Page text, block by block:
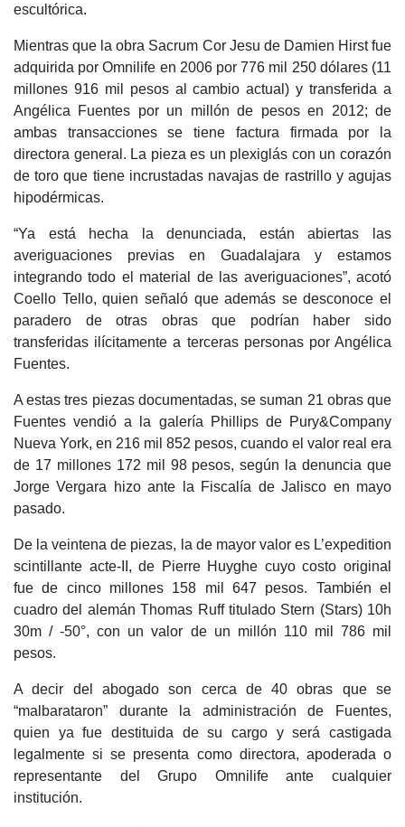
escultórica.
Mientras que la obra Sacrum Cor Jesu de Damien Hirst fue
adquirida por Omnilife en 2006 por 776 mil 250 dólares (11
millones 916 mil pesos al cambio actual) y transferida a
Angélica Fuentes por un millón de pesos en 2012; de
ambas transacciones se tiene factura firmada por la
directora general. La pieza es un plexiglás con un corazón
de toro que tiene incrustadas navajas de rastrillo y agujas
hipodérmicas.
“Ya está hecha la denunciada, están abiertas las
averiguaciones previas en Guadalajara y estamos
integrando todo el material de las averiguaciones”, acotó
Coello Tello, quien señaló que además se desconoce el
paradero de otras obras que podrían haber sido
transferidas ilícitamente a terceras personas por Angélica
Fuentes.
A estas tres piezas documentadas, se suman 21 obras que
Fuentes vendió a la galería Phillips de Pury&Company
Nueva York, en 216 mil 852 pesos, cuando el valor real era
de 17 millones 172 mil 98 pesos, según la denuncia que
Jorge Vergara hizo ante la Fiscalía de Jalisco en mayo
pasado.
De la veintena de piezas, la de mayor valor es L’expedition
scintillante acte-II, de Pierre Huyghe cuyo costo original
fue de cinco millones 158 mil 647 pesos. También el
cuadro del alemán Thomas Ruff titulado Stern (Stars) 10h
30m / -50°, con un valor de un millón 110 mil 786 mil
pesos.
A decir del abogado son cerca de 40 obras que se
“malbarataron” durante la administración de Fuentes,
quien ya fue destituida de su cargo y será castigada
legalmente si se presenta como directora, apoderada o
representante del Grupo Omnilife ante cualquier
institución.